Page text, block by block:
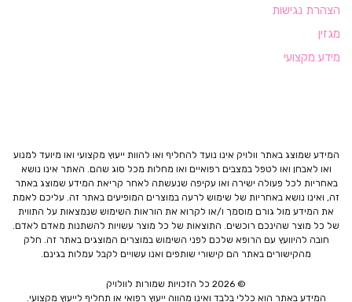
הצהרת נגישות
מגזין
מידע מקצועי
המידע שמוצג באתר וולויק אינו נועד להחליף ואו להוות ייעוץ מקצועי ואו מיועד למנוע
ואו לאבחן ואו לטפל במצבים רפואיים ואו מחלות מכל סוג שהם. האתר אינו נושא
באחריות לכל פעולה ישירה ואו עקיפה שנעשתה לאחר קריאת המידע שמוצג באתר
זה, ואינו נושא באחריות של שימוש לרעה במוצרים המופיעים באתר זה. עליכם לאמת
את המידע מול גורם מוסמך ו/או לקרוא את הוראות השימוש שנמצאות על התווית
של כל מוצר שהינכם רוכשים. התוצאות של כל מוצר עשויות להשתנות מאדם לאדם.
חובה להיוועץ עם הרופא שלכם לפני השימוש במוצרים המוצגים באתר זה. חלק
מהקישורים באתר הם קישורי שותפים ואנו עשויים לקבל עמלות בגינם.
© 2026 כל הזכויות שמורות לוולויק
המידע באתר הוא כללי בלבד ואינו מהווה ייעוץ רפואי או תחליף לייעוץ מקצועי.